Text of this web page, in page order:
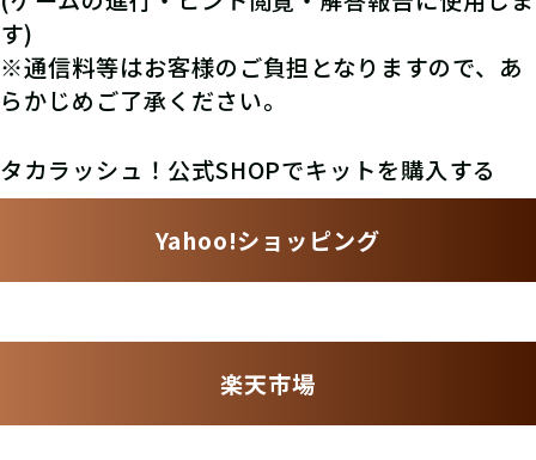
す)
※通信料等はお客様のご負担となりますので、あ
らかじめご了承ください。
タカラッシュ！公式SHOPでキットを購入する
Yahoo!ショッピング
楽天市場